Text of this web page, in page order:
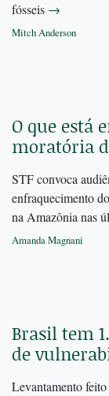
fósseis →
Mitch Anderson
O que está
moratória
STF convoca
enfraquecimento
na Amazônia nas
Amanda Magnani
Brasil tem
de
Levantamento